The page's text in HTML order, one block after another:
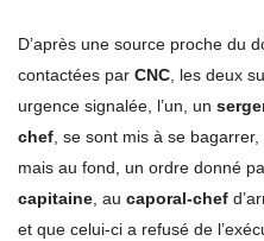
D’après une source proche du
contactées par CNC, les deux
urgence signalée, l’un, un
chef, se sont mis à se
mais au fond, un ordre donné
capitaine, au caporal-chef
et que celui-ci a refusé de